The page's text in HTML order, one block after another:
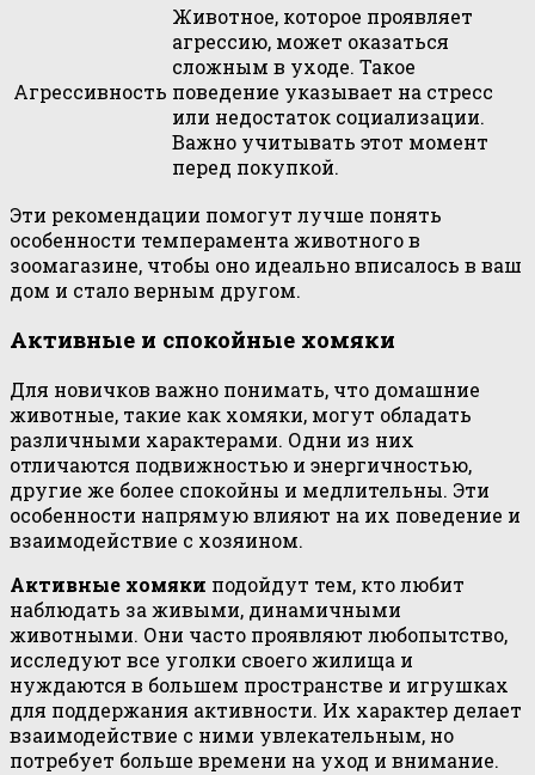
Агрессивность
Животное, которое проявляет
агрессию, может оказаться
сложным в уходе. Такое
поведение указывает на стресс
или недостаток социализации.
Важно учитывать этот момент
перед покупкой.
Эти рекомендации помогут лучше понять
особенности темперамента животного в
зоомагазине, чтобы оно идеально вписалось в ваш
дом и стало верным другом.
Активные и спокойные хомяки
Для новичков важно понимать, что домашние
животные, такие как хомяки, могут обладать
различными характерами. Одни из них
отличаются подвижностью и энергичностью,
другие же более спокойны и медлительны. Эти
особенности напрямую влияют на их поведение и
взаимодействие с хозяином.
Активные хомяки подойдут тем, кто любит
наблюдать за живыми, динамичными
животными. Они часто проявляют любопытство,
исследуют все уголки своего жилища и
нуждаются в большем пространстве и игрушках
для поддержания активности. Их характер делает
взаимодействие с ними увлекательным, но
потребует больше времени на уход и внимание.